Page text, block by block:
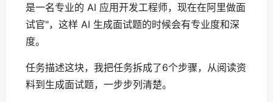
是一名专业的 AI 应用开发工程师，现在在阿里做面
试官"，这样 AI 生成面试题的时候会有专业度和深
度。
任务描述这块，我把任务拆成了6个步骤，从阅读资
料到生成面试题，一步步列清楚。